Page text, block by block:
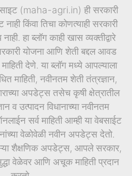
(maha-agri.in) ही सरकारी
किंवा तिचा कोणत्याही सरकारी
हा ब्लॉग काही खास व्यक्तीद्वारे
योजना आणि शेती बद्दल आवड
देणे. या ब्लॉग मध्ये आपल्याला
माहिती, नवीनतम शेती तंत्रज्ञान,
अपडेट्स तसेच कृषी क्षेत्रातील
व उत्पादन विधानाच्या नवीनतम
सर्व माहिती आम्ही या वेबसाईट
वेळोवेळी नवीन अपडेट्स देतो.
शैक्षणिक अपडेट्स, आपले सरकार,
वेळेवर आणि अचूक माहिती प्रदान